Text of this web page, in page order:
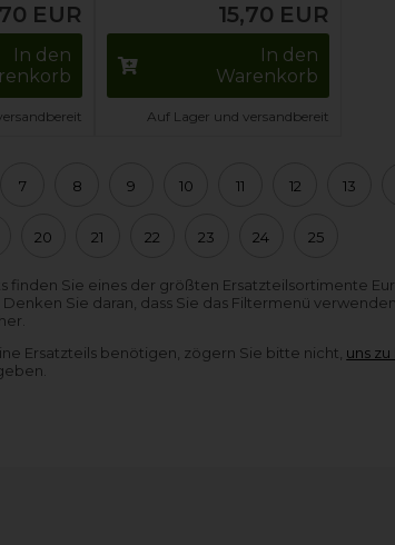
EUR
In den
15,70 EUR
In den
Warenkorb
Auf Lager und versandbereit
7 8 9 10 11 12 13
20 21 22 23 24 25
finden Sie eines der größten Ersatzteilsortimente
Sie daran, dass Sie das Filtermenü
Ersatzteils benötigen, zögern Sie bitte nicht, uns